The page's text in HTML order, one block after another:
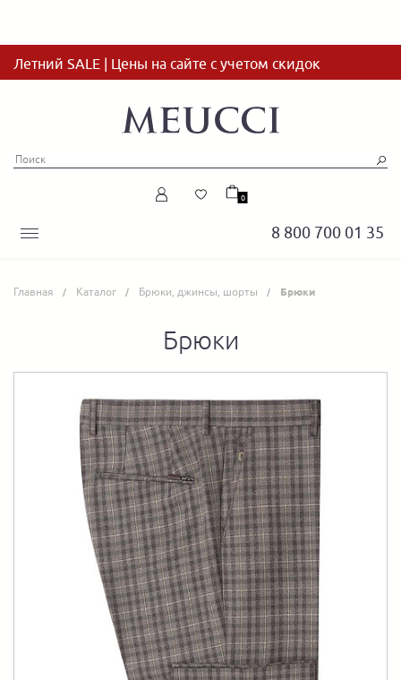
Летний SALE | Цены на сайте с учетом скидок
8 800 700 01 35
0
Главная Каталог Брюки, джинсы, шорты Брюки
Брюки